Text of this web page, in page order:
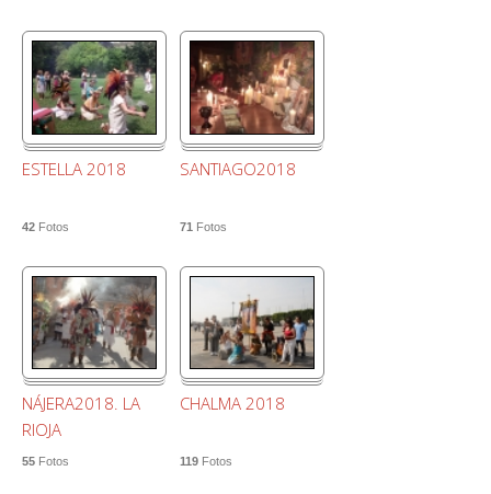
ESTELLA 2018
42 Fotos
SANTIAGO2018
71 Fotos
NÁJERA2018. LA
RIOJA
55 Fotos
CHALMA 2018
119 Fotos